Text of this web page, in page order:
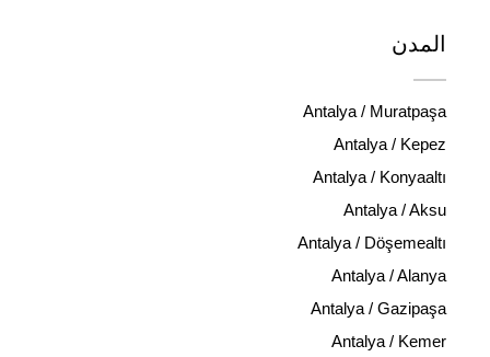
المدن
Antalya / Muratpaşa
Antalya / Kepez
Antalya / Konyaaltı
Antalya / Aksu
Antalya / Döşemealtı
Antalya / Alanya
Antalya / Gazipaşa
Antalya / Kemer